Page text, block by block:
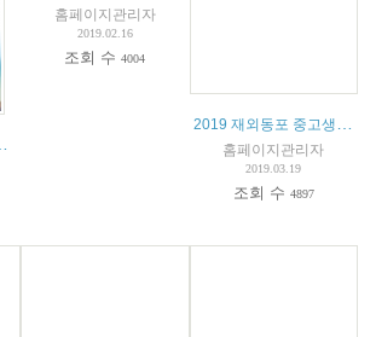
홈페이지관리자
2019.02.16
조회 수4004
2019 재외동포 중고생 및 대학생 모국연수 참가자 모집 공고
홈페이지관리자
2019.03.19
조회 수 4897